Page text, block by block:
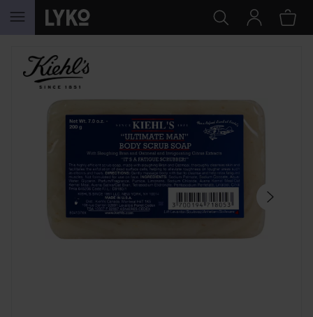
HOPPA TILL INNEHÅLLET
HOPPA ÖVER SEKTIONEN